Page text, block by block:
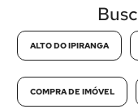
ALTO DO IPIRANGA
COMPRA DE IMÓVEL